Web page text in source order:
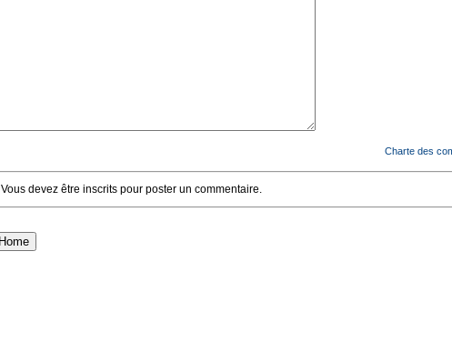
Charte des
Vous devez être inscrits pour poster un commentaire.